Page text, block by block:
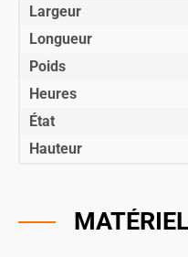
Largeur
Longueur
Poids
Heures
État
Hauteur